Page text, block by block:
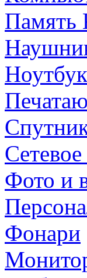
Память
Фото и
Фонари